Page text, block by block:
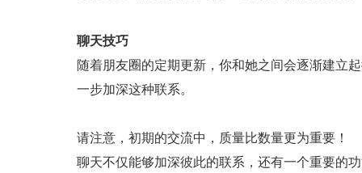
聊天技巧
随着朋友圈的定期更新，你和她之间会逐渐建立
一步加深这种联系。
请注意，初期的交流中，质量比数量更为重要！
聊天不仅能够加深彼此的联系，还有一个重要的